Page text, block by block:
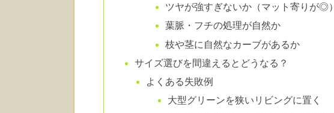
ツヤが強すぎないか（マット寄りが◎）
葉脈・フチの処理が自然か
枝や茎に自然なカーブがあるか
サイズ選びを間違えるとどうなる？
よくある失敗例
大型グリーンを狭いリビングに置く